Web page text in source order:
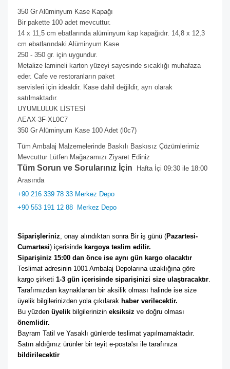
350 Gr Alüminyum Kase Kapağı
Bir pakette 100 adet mevcuttur.
14 x 11,5 cm ebatlarında alüminyum kap kapağıdır. 14,8 x 12,3
cm ebatlarındaki Alüminyum Kase
250 - 350 gr. için uygundur.
Metalize lamineli karton yüzeyi sayesinde sıcaklığı muhafaza
eder. Cafe ve restoranların paket
servisleri için idealdir. Kase dahil değildir, ayrı olarak
satılmaktadır.
UYUMLULUK LİSTESİ
AEAX-3F-XL0C7
350 Gr Alüminyum Kase 100 Adet (l0c7)
Tüm Ambalaj Malzemelerinde Baskılı Baskısız Çözümlerimiz
Mevcuttur Lütfen Mağazamızı Ziyaret Ediniz
Tüm Sorun ve Sorularınız İçin Hafta İçi 09:30 ile 18:00
Arasında
+90 216 339 78 33 Merkez Depo
+90 553 191 12 88 Merkez Depo
Siparişleriniz, onay alındıktan sonra Bir iş günü (Pazartesi-
Cumartesi) içerisinde kargoya teslim edilir.
Siparişiniz 15:00 dan önce ise aynı gün kargo olacaktır
Teslimat adresinin 1001 Ambalaj Depolarına uzaklığına göre
kargo şirketi 1-3 gün içerisinde siparişinizi size ulaştıracaktır.
Tarafımızdan kaynaklanan bir aksilik olması halinde ise size
üyelik bilgilerinizden yola çıkılarak haber verilecektir.
Bu yüzden üyelik bilgilerinizin eksiksiz
önemlidir.
Bayram Tatil ve Yasaklı günlerde teslimat yapılmamaktadır.
Satın aldığınız ürünler bir teyit e-posta'sı ile tarafınıza
bildirilecektir